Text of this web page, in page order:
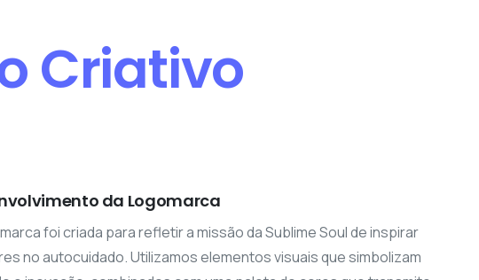
Criativo
da Logomarca
foi criada para refletir a missão da Sublime Soul de inspirar
no autocuidado. Utilizamos elementos visuais que simbolizam